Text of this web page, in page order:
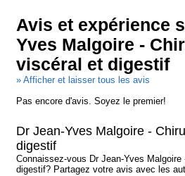
Avis et expérience
Yves Malgoire -
viscéral et digestif
» Afficher et laisser tous les avis
Pas encore d'avis. Soyez le premier!
Dr Jean-Yves Malgoire -
digestif
Connaissez-vous Dr Jean-Yves
digestif? Partagez votre avis avec les